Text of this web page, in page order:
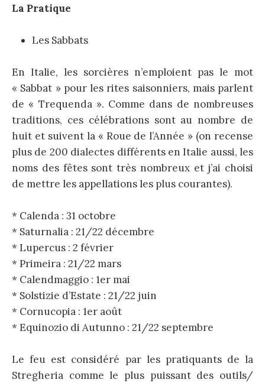
La Pratique
Les Sabbats
En Italie, les sorcières n’emploient pas le mot
« Sabbat » pour les rites saisonniers, mais parlent
de « Trequenda ». Comme dans de nombreuses
traditions, ces célébrations sont au nombre de
huit et suivent la « Roue de l’Année » (on recense
plus de 200 dialectes différents en Italie aussi, les
noms des fêtes sont très nombreux et j’ai choisi
de mettre les appellations les plus courantes).
* Calenda : 31 octobre
* Saturnalia : 21/22 décembre
* Lupercus : 2 février
* Primeira : 21/22 mars
* Calendmaggio : 1er mai
* Solstizie d’Estate : 21/22 juin
* Cornucopia : 1er août
* Equinozio di Autunno : 21/22 septembre
Le feu est considéré par les pratiquants de la
Stregheria comme le plus puissant des outils/